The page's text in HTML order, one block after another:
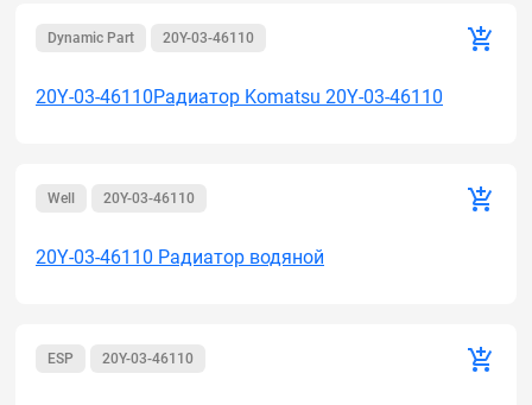
Dynamic Part 20Y-03-46110
20Y-03-46110Радиатор Komatsu 20Y-03-46110
Well 20Y-03-46110
20Y-03-46110 Радиатор водяной
ESP 20Y-03-46110